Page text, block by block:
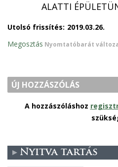
ALATTI
Utolsó frissítés: 2019.03.26.
Nyomtatóbarát
Megosztás
ÚJ HOZZÁSZÓLÁS
A hozzászóláshoz
Nyitva tartás